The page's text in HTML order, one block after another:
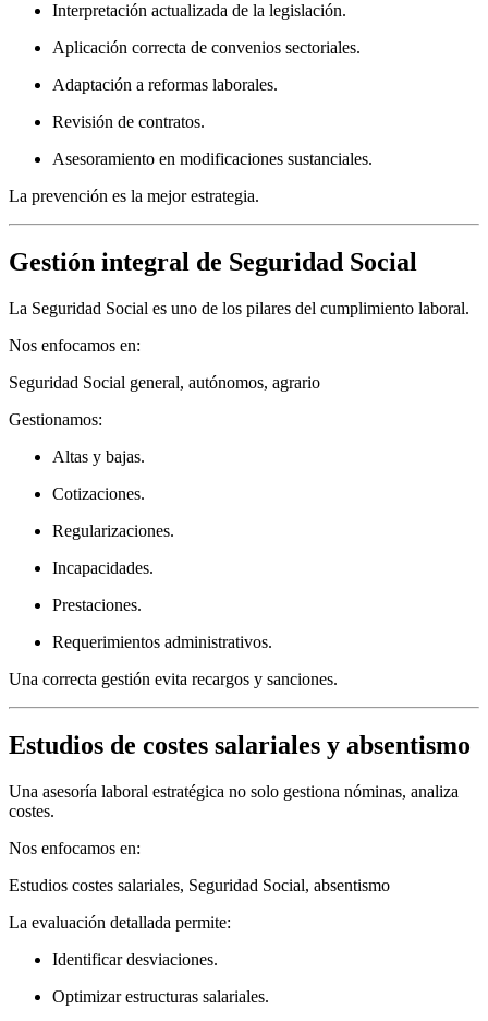
Interpretación actualizada de la legislación.
Aplicación correcta de convenios sectoriales.
Adaptación a reformas laborales.
Revisión de contratos.
Asesoramiento en modificaciones sustanciales.
La prevención es la mejor estrategia.
Gestión integral de Seguridad Social
La Seguridad Social es uno de los pilares del cumplimiento laboral.
Nos enfocamos en:
Seguridad Social general, autónomos, agrario
Gestionamos:
Altas y bajas.
Cotizaciones.
Regularizaciones.
Incapacidades.
Prestaciones.
Requerimientos administrativos.
Una correcta gestión evita recargos y sanciones.
Estudios de costes salariales y absentismo
Una asesoría laboral estratégica no solo gestiona nóminas, analiza
costes.
Nos enfocamos en:
Estudios costes salariales, Seguridad Social, absentismo
La evaluación detallada permite:
Identificar desviaciones.
Optimizar estructuras salariales.